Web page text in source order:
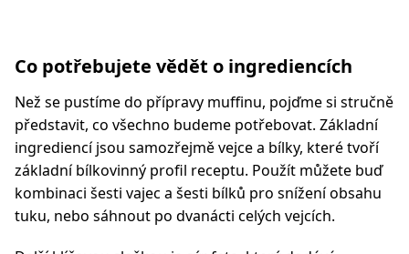
Co potřebujete vědět o ingrediencích
Než se pustíme do přípravy muffinu, pojďme si stručně
představit, co všechno budeme potřebovat. Základní
ingrediencí jsou samozřejmě vejce a bílky, které tvoří
základní bílkovinný profil receptu. Použít můžete buď
kombinaci šesti vajec a šesti bílků pro snížení obsahu
tuku, nebo sáhnout po dvanácti celých vejcích.